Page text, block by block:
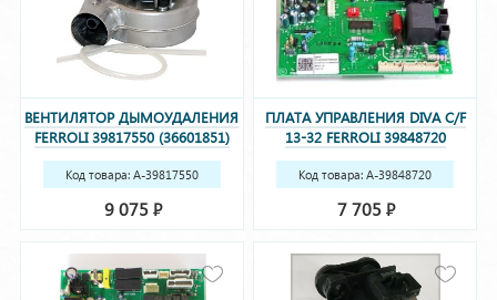
ВЕНТИЛЯТОР ДЫМОУДАЛЕНИЯ
FERROLI 39817550 (36601851)
Код товара: A-39817550
9 075 Р
ПЛАТА УПРАВЛЕНИЯ DIVA C/F
13-32 FERROLI 39848720
(36509330)
Код товара: A-39848720
7 705Р